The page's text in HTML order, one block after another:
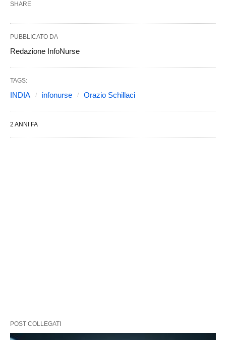
SHARE
PUBBLICATO DA
Redazione InfoNurse
TAGS:
INDIA infonurse Orazio Schillaci
2 ANNI FA
POST COLLEGATI